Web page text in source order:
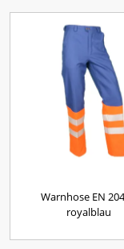
Warnhose EN
royalblau